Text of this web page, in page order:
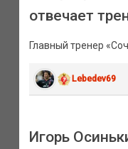
отвечает
Главный тренер
Lebedev69
Игорь